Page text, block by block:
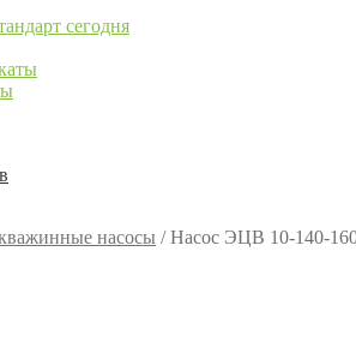
сегодня
насосы /Насос ЭЦВ 10-140-